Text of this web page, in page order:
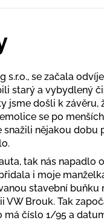
se začala
starý a vybydlený
jsme došli k
se po
snažili nějakou
tak nás napadlo
i moje
stavební
Brouk. Tak
číslo 1/95 a datum